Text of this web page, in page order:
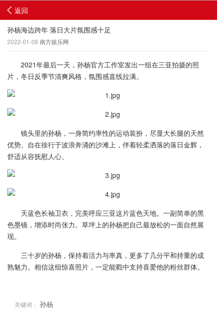
返回
孙杨海边跨年 落日大片氛围感十足
2022-01-06 南方娱乐网
2021年最后一天，孙杨官方工作室发出一组在三亚拍摄的照
片，冬日反季节清爽风格，氛围感直线拉满。
镜头里的孙杨，一身简约率性的运动装扮，尽显大长腿的天然
优势。自在徐行于波浪奔涌的沙滩上，伴着轻柔洒落的落日金辉，
舒适从容抚慰人心。
天蓝色长袖卫衣，完美呼应三亚这片蓝色天地。一副简单的黑
色墨镜，增添时尚张力。草坪上的孙杨把自己最放松的一面自然展
现。
三十岁的孙杨，保持着活力与率真，更多了几分平和持重的成
熟魅力。相信这组惊喜照片，一定能戳中支持喜爱他的粉丝群体。
关键词： 孙杨